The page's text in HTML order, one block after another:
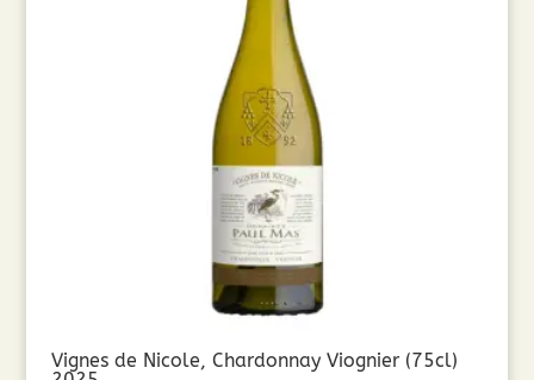
Vignes de Nicole, Chardonnay Viognier (75cl)